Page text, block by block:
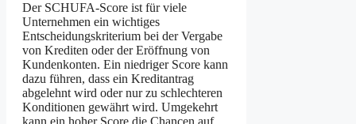
Der SCHUFA-Score ist für viele
Unternehmen ein wichtiges
Entscheidungskriterium bei der Vergabe
von Krediten oder der Eröffnung von
Kundenkonten. Ein niedriger Score kann
dazu führen, dass ein Kreditantrag
abgelehnt wird oder nur zu schlechteren
Konditionen gewährt wird. Umgekehrt